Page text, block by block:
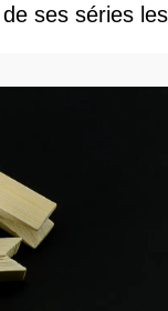
ses séries les